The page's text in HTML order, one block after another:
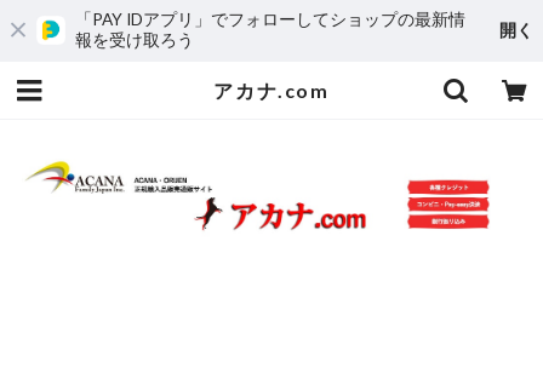
「PAY IDアプリ」でフォローしてショップの最新情
報を受け取ろう
開く
アカナ.com